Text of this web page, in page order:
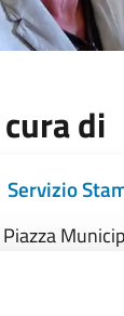
di
Servizio
Piazza